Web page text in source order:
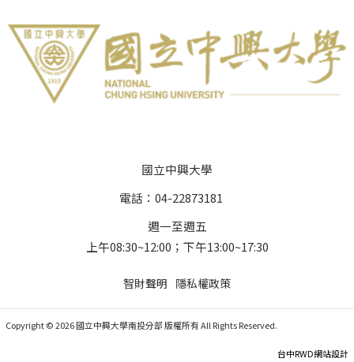
國立中興大學
電話：04-22873181
週一至週五
上午08:30~12:00；下午13:00~17:30
智財聲明 隱私權政策
Copyright © 2026 國立中興大學南投分部 版權所有 All Rights Reserved.
台中RWD網站設計